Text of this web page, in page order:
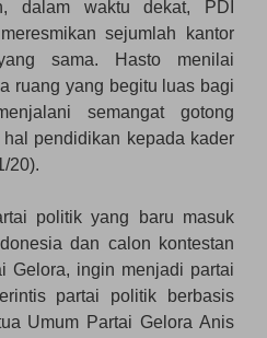
dalam waktu dekat, PDI
sejumlah kantor
sama. Hasto menilai
ruang yang begitu luas bagi
semangat gotong
pendidikan kepada kader
20).
politik yang baru masuk
dan calon kontestan
Gelora, ingin menjadi partai
partai politik berbasis
Umum Partai Gelora Anis